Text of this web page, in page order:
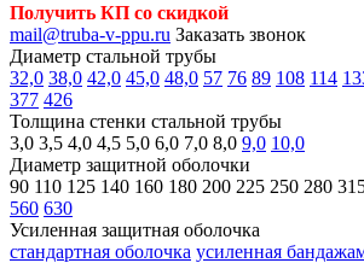
Получить КП со скидкой
mail@truba-v-ppu.ru Заказать звонок
Диаметр стальной трубы
32,0 38,0 42,0 45,0 48,0 57 76 89 108 114
377 426
Толщина стенки стальной трубы
3,0 3,5 4,0 4,5 5,0 6,0 7,0 8,0 9,0 10,0
Диаметр защитной оболочки
90 110 125 140 160 180 200 225 250 280
560 630
Усиленная защитная оболочка
стандартная оболочка усиленная